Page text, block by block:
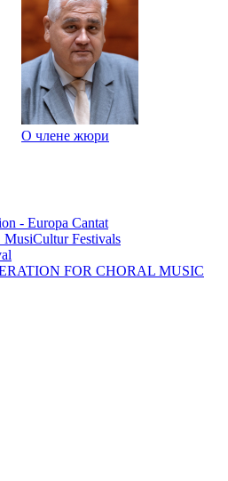
О члене жюри